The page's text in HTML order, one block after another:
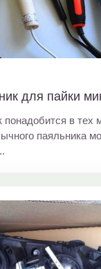
для пайки
в тех
паяльника